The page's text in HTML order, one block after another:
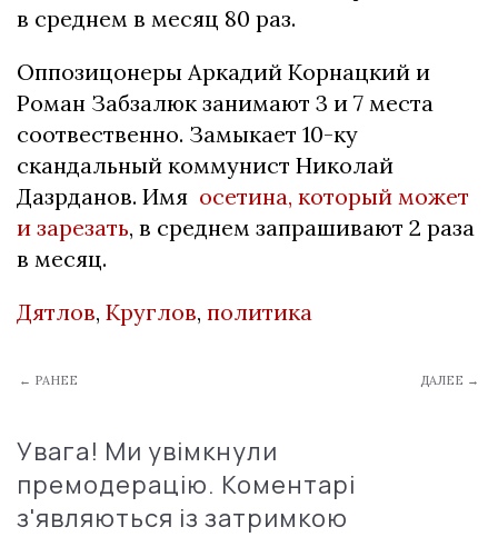
в среднем в месяц 80 раз.
Оппозицонеры Аркадий Корнацкий и
Роман Забзалюк занимают 3 и 7 места
соотвественно. Замыкает 10-ку
скандальный коммунист Николай
Дазрданов. Имя осетина, который может
и зарезать, в среднем запрашивают 2 раза
в месяц.
Дятлов, Круглов, политика
← РАНЕЕ ДАЛЕЕ →
Увага! Ми увімкнули
премодерацію. Коментарі
з'являються із затримкою